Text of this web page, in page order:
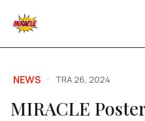
NEWS TRA 26, 2024
MIRACLE